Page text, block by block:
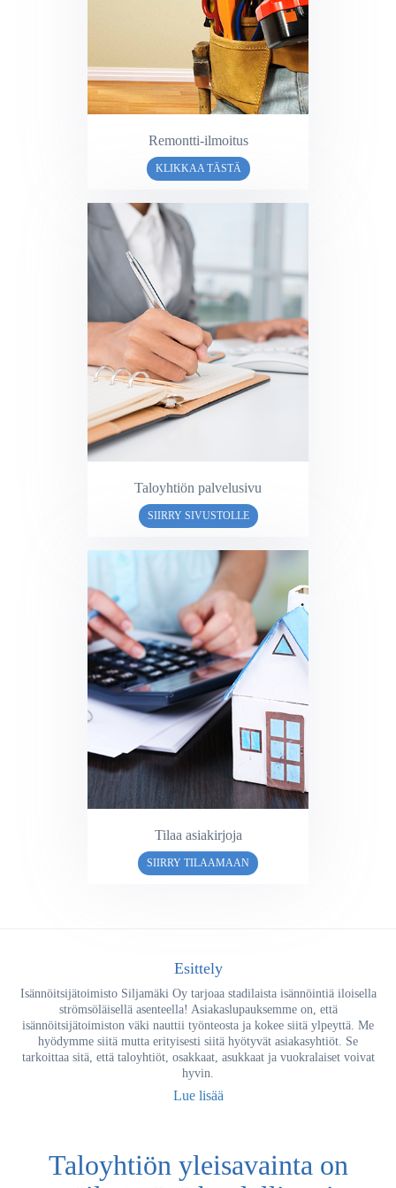
Remontti-ilmoitus
KLIKKAA TÄSTÄ
Taloyhtiön palvelusivu
SIIRRY SIVUSTOLLE
Tilaa asiakirjoja
SIIRRY TILAAMAAN
Esittely
Isännöitsijätoimisto Siljamäki Oy tarjoaa stadilaista isännöintiä iloisella
strömsöläisellä asenteella! Asiakaslupauksemme on, että
isännöitsijätoimiston väki nauttii työnteosta ja kokee siitä ylpeyttä. Me
hyödymme siitä mutta erityisesti siitä hyötyvät asiakasyhtiöt. Se
tarkoittaa sitä, että taloyhtiöt, osakkaat, asukkaat ja vuokralaiset voivat
hyvin.
Lue lisää
Taloyhtiön yleisavainta on